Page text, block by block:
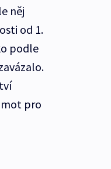
něj
od 1.
podle
pro